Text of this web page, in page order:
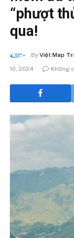
“phượt
qua!
By Việt Map
10, 2024
Không